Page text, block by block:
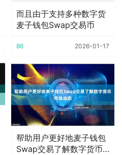
而且由于支持多种数字货
麦子钱包Swap交易币
86 2026-01-17
帮助用户更好地麦子钱包
Swap交易了解数字货币